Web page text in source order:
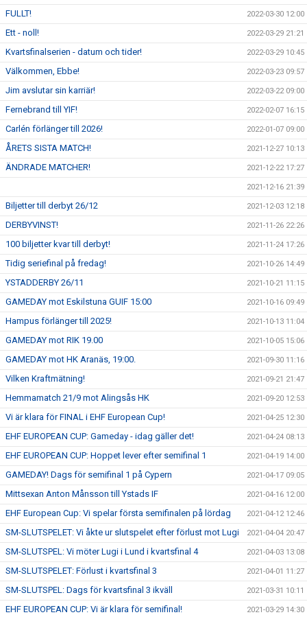
FULLT! 2022-03-30 12:00
Ett - noll! 2022-03-29 21:21
Kvartsfinalserien - datum och tider! 2022-03-29 10:45
Välkommen, Ebbe! 2022-03-23 09:57
Jim avslutar sin karriär! 2022-03-22 09:00
Fernebrand till YIF! 2022-02-07 16:15
Carlén förlänger till 2026! 2022-01-07 09:00
ÅRETS SISTA MATCH! 2021-12-27 10:13
ÄNDRADE MATCHER! 2021-12-22 17:27
2021-12-16 21:39
Biljetter till derbyt 26/12 2021-12-03 12:18
DERBYVINST! 2021-11-26 22:26
100 biljetter kvar till derbyt! 2021-11-24 17:26
Tidig seriefinal på fredag! 2021-10-26 14:49
YSTADDERBY 26/11 2021-10-21 11:15
GAMEDAY mot Eskilstuna GUIF 15:00 2021-10-16 09:49
Hampus förlänger till 2025! 2021-10-13 11:04
GAMEDAY mot RIK 19.00 2021-10-05 15:06
GAMEDAY mot HK Aranäs, 19:00. 2021-09-30 11:16
Vilken Kraftmätning! 2021-09-21 21:47
Hemmamatch 21/9 mot Alingsås HK 2021-09-20 12:53
Vi är klara för FINAL i EHF European Cup! 2021-04-25 12:30
EHF EUROPEAN CUP: Gameday - idag gäller det! 2021-04-24 08:13
EHF EUROPEAN CUP: Hoppet lever efter semifinal 1 2021-04-19 14:00
GAMEDAY! Dags för semifinal 1 på Cypern 2021-04-17 09:05
Mittsexan Anton Månsson till Ystads IF 2021-04-16 12:00
EHF European Cup: Vi spelar första semifinalen på lördag 2021-04-12 12:46
SM-SLUTSPELET: Vi åkte ur slutspelet efter förlust mot Lugi 2021-04-04 20:47
SM-SLUTSPEL: Vi möter Lugi i Lund i kvartsfinal 4 2021-04-03 13:08
SM-SLUTSPELET: Förlust i kvartsfinal 3 2021-04-01 11:27
SM-SLUTSPEL: Dags för kvartsfinal 3 ikväll 2021-03-31 10:11
EHF EUROPEAN CUP: Vi är klara för semifinal! 2021-03-29 14:30